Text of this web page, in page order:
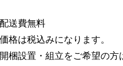
送費無料
格は税込みになります。
梱設置・組立をご希望の方